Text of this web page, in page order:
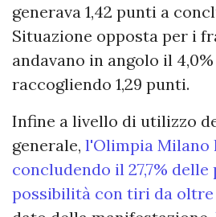
generava 1,42 punti a
Situazione opposta per i
andavano in angolo il
raccogliendo 1,29 punti.
Infine a livello di utilizzo
generale, l'Olimpia Milano
concludendo il 27,7%
possibilità con tiri da oltre